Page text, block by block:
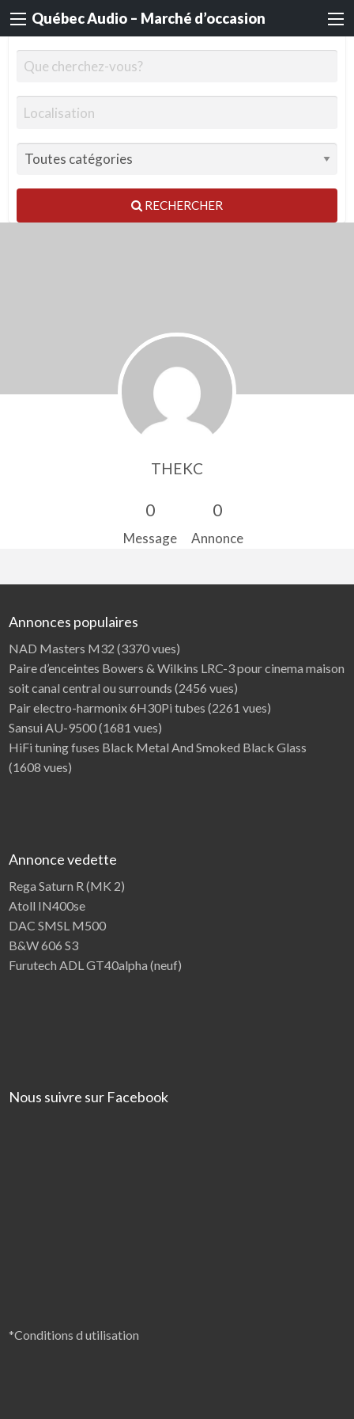
Québec Audio – Marché d’occasion
RECHERCHER
THEKC
0
Message
0
Annonce
Annonces populaires
NAD Masters M32 (3370 vues)
Paire d’enceintes Bowers & Wilkins LRC-3 pour cinema maison
soit canal central ou surrounds (2456 vues)
Pair electro-harmonix 6H30Pi tubes (2261 vues)
Sansui AU-9500(1681 vues)
HiFi tuning fuses Black Metal And Smoked Black Glass
(1608 vues)
Annonce vedette
Rega Saturn R (MK 2)
Atoll IN400se
DAC SMSL M500
B&W 606 S3
Furutech ADL GT40alpha (neuf)
Nous suivre sur Facebook
*Conditions d utilisation